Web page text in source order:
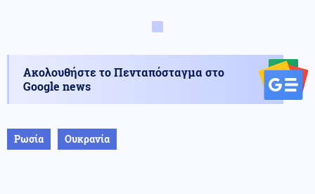
Ακολουθήστε το Πενταπόσταγμα στο
Google news
Ρωσία Ουκρανία